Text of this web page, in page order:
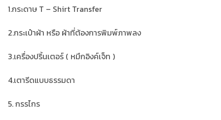
1.กระดาษ T – Shirt Transfer
2.กระเป๋าผ้า หรือ ผ้าที่ต้องการพิมพ์ภาพลง
3.เครื่องปริ้นเตอร์ ( หมึกอิงค์เจ็ท )
4.เตารีดแบบธรรมดา
5. กรรไกร